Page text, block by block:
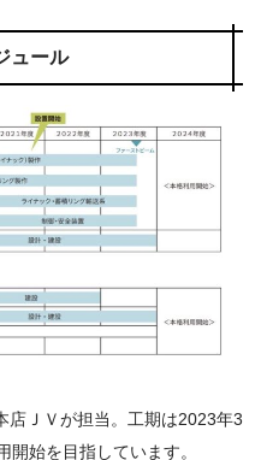
ュール
店ＪＶが担当。工期は2023年3
開始を目指しています。